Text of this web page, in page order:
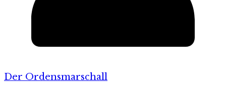
Der Ordensmarschall